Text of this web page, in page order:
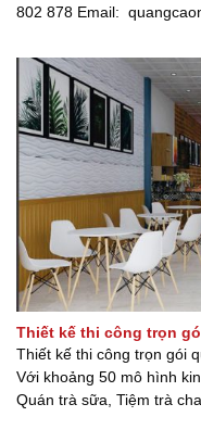
802 878 Email:
nội thất Kỳ Lâm [...]
Thiết kế thi công trọn
Thuột)
Thiết kế thi công trọn gói
Với khoảng 50 mô hình
Quán trà sữa, Tiệm trà